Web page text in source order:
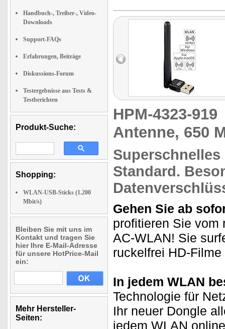
Handbuch-, Treiber-, Video-
Downloads
Support-FAQs
Erfahrungen, Beiträge
Diskussions-Forum
Testergebnisse aus Tests &
Testberichten
Produkt-Suche:
Shopping:
WLAN-USB-Sticks (1.200
Mbit/s)
Bleiben Sie mit uns im
Kontakt und tragen Sie
hier Ihre E-Mail-Adresse
für unsere HotPrice-Mail
ein:
Mehr Hersteller-
Seiten:
HPM-4323-
Antenne, 650
Superschnelles
Standard.
Gehen Sie ab
profitieren Sie vom
AC-WLAN! Sie
ruckelfrei HD-Filme
In jedem WLAN
Technologie für
Ihr neuer Dongle
jedem WLAN